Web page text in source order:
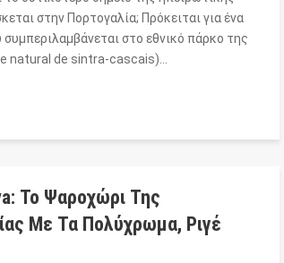
στην Πορτογαλία; Πρόκειται για ένα
στο εθνικό πάρκο της
natural de sintra-cascais)…
Το Ψαροχώρι Της
Με Τα Πολύχρωμα, Ριγέ